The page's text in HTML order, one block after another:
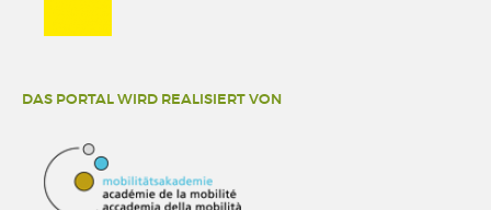
DAS PORTAL WIRD REALISIERT VON